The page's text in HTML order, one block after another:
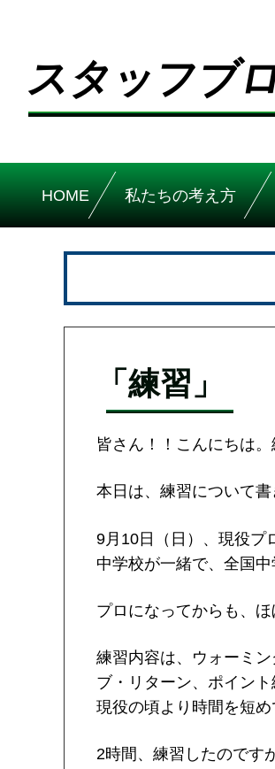
スタッフブ
HOME 私たちの考え方
「練習」
皆さん！！こんにちは
本日は、練習について書
9月10日（日）、現役プ
中学校が一緒で、全国
プロになってからも、ほ
練習内容は、ウォーミ
ブ・リターン、ポイント
現役の頃より時間を短め
2時間、練習したのです